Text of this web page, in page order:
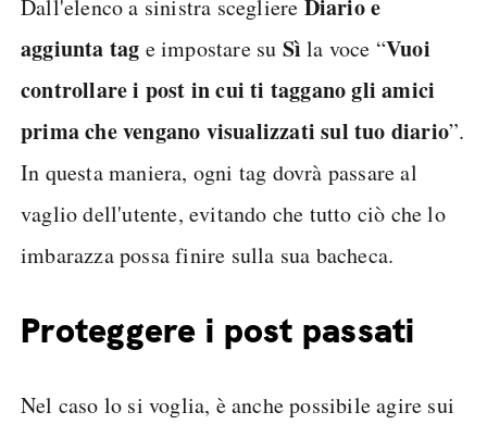
Dall'elenco a sinistra scegliere Diario e
aggiunta tag e impostare su Sì la voce “Vuoi
controllare i post in cui ti taggano gli amici
prima che vengano visualizzati sul tuo diario”.
In questa maniera, ogni tag dovrà passare al
vaglio dell'utente, evitando che tutto ciò che lo
imbarazza possa finire sulla sua bacheca.
Proteggere i post passati
Nel caso lo si voglia, è anche possibile agire sui